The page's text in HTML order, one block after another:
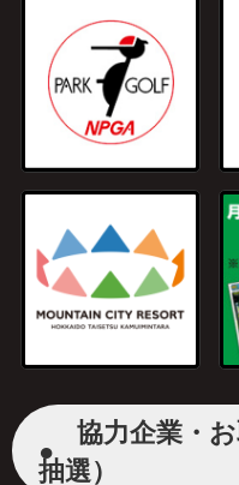
●
協力企業・
抽選）